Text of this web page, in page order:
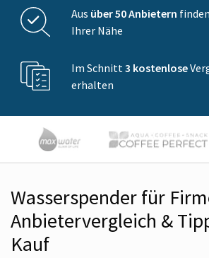
Aus über 50 Anbietern
Ihrer Nähe
Im Schnitt 3 kostenlose
erhalten
Wasserspender für
Anbietervergleich &
Kauf